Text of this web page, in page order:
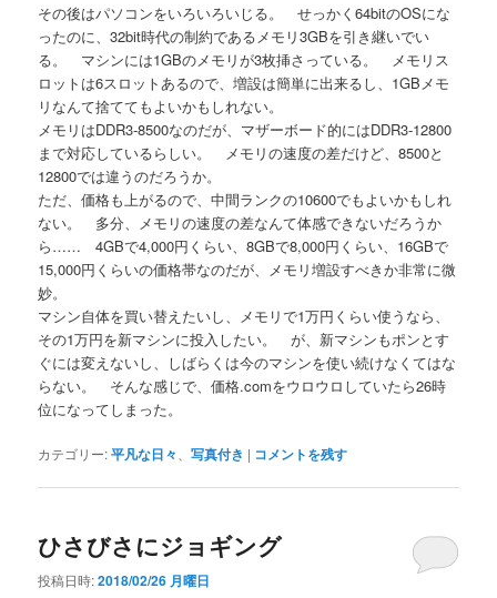
その後はパソコンをいろいろいじる。 せっかく64bitのOSにな
ったのに、32bit時代の制約であるメモリ3GBを引き継いでい
る。 マシンには1GBのメモリが3枚挿さっている。 メモリス
ロットは6スロットあるので、増設は簡単に出来るし、1GBメモ
リなんて捨ててもよいかもしれない。
メモリはDDR3-8500なのだが、マザーボード的にはDDR3-12800
まで対応しているらしい。 メモリの速度の差だけど、8500と
12800では違うのだろうか。
ただ、価格も上がるので、中間ランクの10600でもよいかもしれ
ない。 多分、メモリの速度の差なんて体感できないだろうか
ら…… 4GBで4,000円くらい、8GBで8,000円くらい、16GBで
15,000円くらいの価格帯なのだが、メモリ増設すべきか非常に微
妙。
マシン自体を買い替えたいし、メモリで1万円くらい使うなら、
その1万円を新マシンに投入したい。 が、新マシンもポンとす
ぐには変えないし、しばらくは今のマシンを使い続けなくてはな
らない。 そんな感じで、価格.comをウロウロしていたら26時
位になってしまった。
カテゴリー:平凡な日々 、写真付き | コメントを残す
ひさびさにジョギング
投稿日時:2018/02/26 月曜日